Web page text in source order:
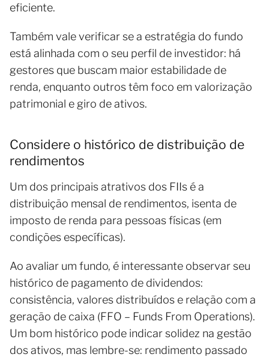
eficiente.
Também vale verificar se a estratégia do fundo
está alinhada com o seu perfil de investidor: há
gestores que buscam maior estabilidade de
renda, enquanto outros têm foco em valorização
patrimonial e giro de ativos.
Considere o histórico de distribuição de
rendimentos
Um dos principais atrativos dos FIIs é a
distribuição mensal de rendimentos, isenta de
imposto de renda para pessoas físicas (em
condições específicas).
Ao avaliar um fundo, é interessante observar seu
histórico de pagamento de dividendos:
consistência, valores distribuídos e relação com a
geração de caixa (FFO – Funds From Operations).
Um bom histórico pode indicar solidez na gestão
dos ativos, mas lembre-se: rendimento passado